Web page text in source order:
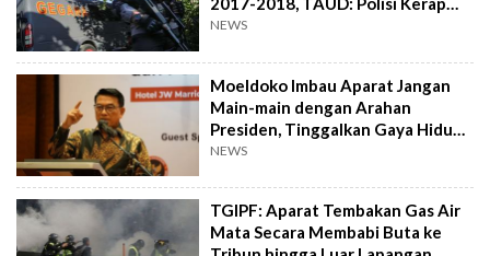
Salah Gunakan Wewenang
NEWS
Moeldoko Imbau Aparat Jangan
Main-main dengan Arahan
Presiden, Tinggalkan Gaya Hidup
Hedonisme
NEWS
TGIPF: Aparat Tembakan Gas Air
Mata Secara Membabi Buta ke